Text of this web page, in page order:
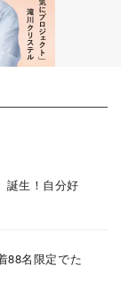
誕生！自分好
88名限定でた